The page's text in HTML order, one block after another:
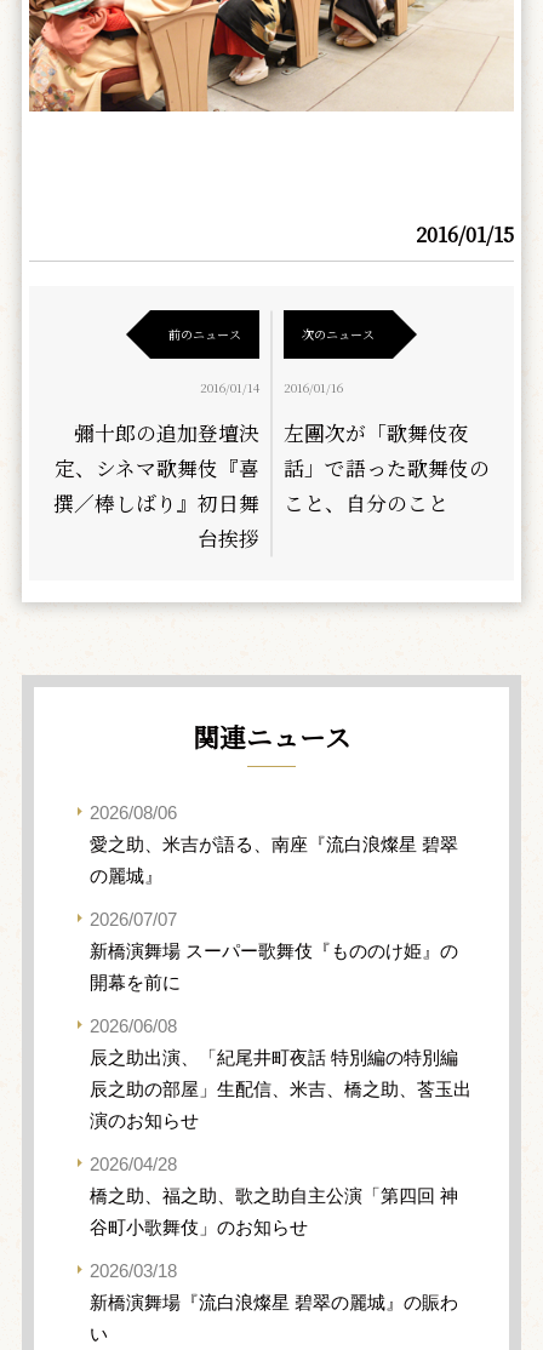
2016/01/15
前のニュース
2016/01/14
彌十郎の追加登壇決
定、シネマ歌舞伎『喜
撰／棒しばり』初日舞
台挨拶
次のニュース
2016/01/16
左團次が「歌舞伎夜
話」で語った歌舞伎の
こと、自分のこと
関連ニュース
2026/08/06
愛之助、米吉が語る、南座『流白浪燦星 碧翠
の麗城』
2026/07/07
新橋演舞場 スーパー歌舞伎『もののけ姫』の
開幕を前に
2026/06/08
辰之助出演、「紀尾井町夜話 特別編の特別編
辰之助の部屋」生配信、米吉、橋之助、莟玉出
演のお知らせ
2026/04/28
橋之助、福之助、歌之助自主公演「第四回 神
谷町小歌舞伎」のお知らせ
2026/03/18
新橋演舞場『流白浪燦星 碧翠の麗城』の賑わ
い